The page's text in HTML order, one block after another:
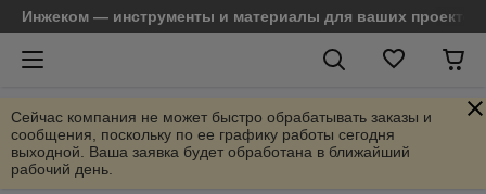
Инжеком — инструменты и материалы для ваших проектов
Сейчас компания не может быстро обрабатывать заказы и
сообщения, поскольку по ее графику работы сегодня
выходной. Ваша заявка будет обработана в ближайший
рабочий день.